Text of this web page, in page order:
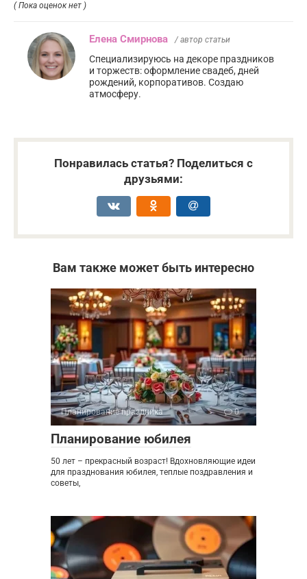
( Пока оценок нет )
Елена Смирнова / автор статьи
Специализируюсь на декоре праздников
и торжеств: оформление свадеб, дней
рождений, корпоративов. Создаю
атмосферу.
Понравилась статья? Поделиться с
друзьями:
Вам также может быть интересно
Планирование праздника 0
Планирование юбилея
50 лет – прекрасный возраст! Вдохновляющие идеи
для празднования юбилея, теплые поздравления и
советы,